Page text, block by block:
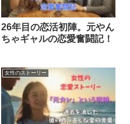
26年目の恋活初陣。元やん
ちゃギャルの恋愛奮闘記！
女性のストーリー